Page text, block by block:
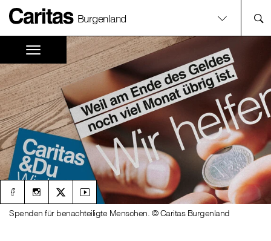
Burgenland
Spenden für benachteiligte Menschen. © Caritas Burgenland